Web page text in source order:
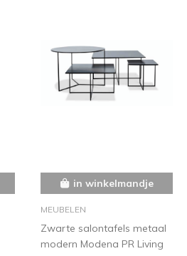
in winkelmandje
MEUBELEN
Zwarte salontafels metaal
modern Modena PR Living